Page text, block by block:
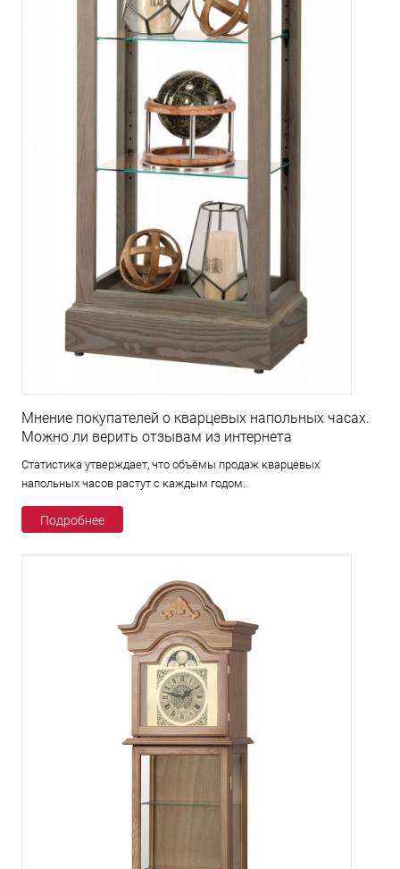
Мнение покупателей о кварцевых напольных часах.
Можно ли верить отзывам из интернета
Статистика утверждает, что объёмы продаж кварцевых
напольных часов растут с каждым годом.
Подробнее